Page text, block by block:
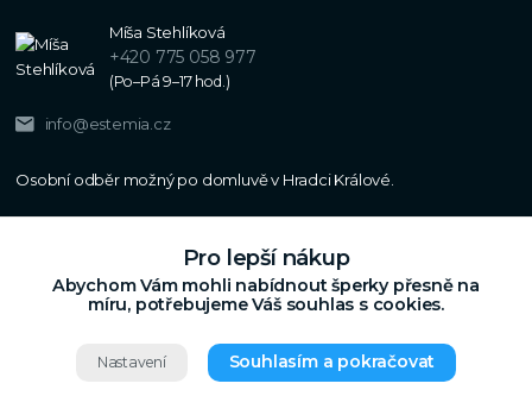
Míša Stehlíková
+420 775 058 977
(Po–Pá 9–17 hod.)
info@estemia.cz
Pro lepší nákup
Abychom Vám mohli nabídnout šperky přesně na
míru, potřebujeme Váš souhlas s cookies.
Nastavení Souhlasím a pokračovat